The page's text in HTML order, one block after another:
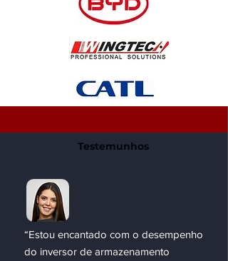
Testemunhos
“Estou encantado com o desempenho
do inversor de armazenamento